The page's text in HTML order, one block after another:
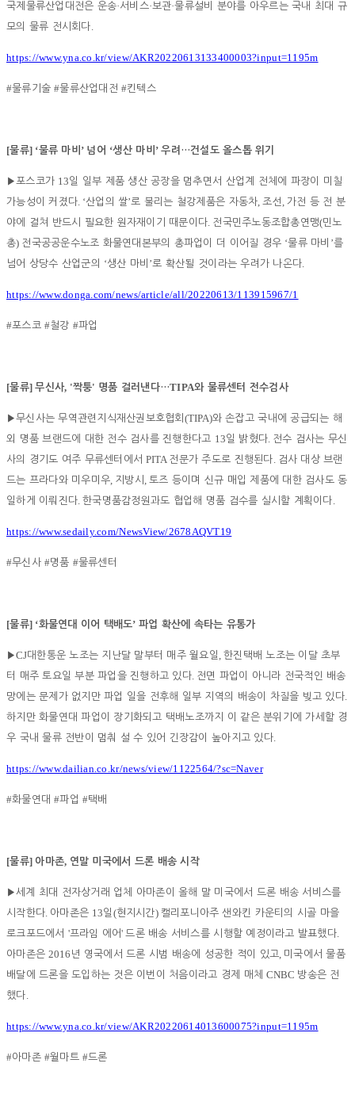
국제물류산업대전은 운송·서비스·보관·물류설비 분야를 아우르는 국내 최대 규
모의 물류 전시회다.
https://www.yna.co.kr/view/AKR20220613133400003?input=1195m
#물류기술#물류산업대전#킨텍스
[물류] ‘물류 마비 ’ 넘어 ‘생산 마비 ’우려 …건설도 올스톱 위기
▶포스코가 13일 일부 제품 생산 공장을 멈추면서 산업계 전체에 파장이 미칠
가능성이 커졌다. ‘산업의 쌀’로 불리는 철강제품은 자동차,조선 , 가전 등 전 분
야에 걸쳐 반드시 필요한 원자재이기 때문이다. 전국민주노동조합총연맹(민노
총) 전국공공운수노조 화물연대본부의 총파업이 더 이어질 경우 ‘물류 마비 ’를
넘어 상당수 산업군의 ‘생산 마비 ’로 확산될 것이라는 우려가 나온다.
https://www.donga.com/news/article/all/20220613/113915967/1
#포스코#철강 #파업
[물류]무신사, '짝퉁' 명품 걸러낸다…TIPA와 물류센터 전수검사
▶무신사는 무역관련지식재산권보호협회 (TIPA)와 손잡고 국내에 공급되는 해
외 명품 브랜드에 대한 전수 검사를 진행한다고 13일 밝혔다. 전수 검사는 무신
사의 경기도 여주 무류센터에서PITA 전문가 주도로 진행된다. 검사 대상 브랜
드는 프라다와 미우미우, 지방시 , 토즈 등이며 신규 매입 제품에 대한 검사도 동
일하게 이뤄진다.한국명품감정원과도 협업해 명품 검수를 실시할 계획이다.
https://www.sedaily.com/NewsView/2678AQVT19
#무신사#명품 #물류센터
[물류] ‘화물연대 이어 택배도’ 파업 확산에 속타는 유통가
▶CJ대한통운 노조는 지난달 말부터 매주 월요일 , 한진택배 노조는 이달 초부
터 매주 토요일 부분 파업을 진행하고 있다. 전면 파업이 아니라 전국적인 배송
망에는 문제가 없지만 파업 일을 전후해 일부 지역의 배송이 차질을 빚고 있다.
하지만 화물연대 파업이 장기화되고 택배노조까지 이 같은 분위기에 가세할 경
우 국내 물류 전반이 멈춰 설 수 있어 긴장감이 높아지고 있다.
https://www.dailian.co.kr/news/view/1122564/?sc=Naver
#화물연대#파업#택배
[물류] 아마존, 연말 미국에서 드론 배송 시작
▶세계 최대 전자상거래 업체 아마존이 올해 말 미국에서 드론 배송 서비스를
시작한다. 아마존은 13일 (현지시간) 캘리포니아주 샌와킨 카운티의 시골 마을
로크포드에서 '프라임 에어'드론 배송 서비스를 시행할 예정이라고 발표했다.
아마존은2016 년 영국에서 드론 시범 배송에 성공한 적이 있고, 미국에서 물품
배달에 드론을 도입하는 것은 이번이 처음이라고 경제 매체CNBC 방송은 전
했다.
https://www.yna.co.kr/view/AKR20220614013600075?input=1195m
#아마존#월마트#드론